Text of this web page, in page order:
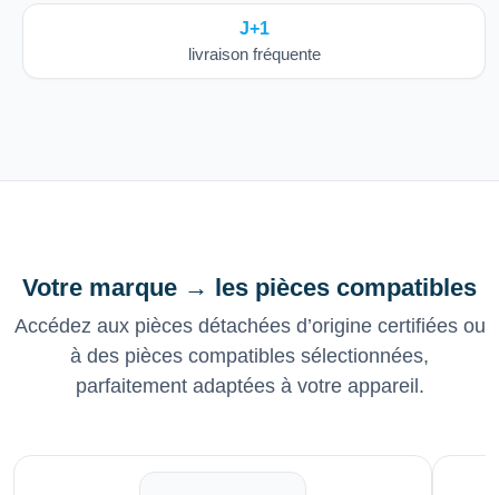
J+1
livraison fréquente
Votre marque → les pièces compatibles
Accédez aux pièces détachées d’origine certifiées ou
à des pièces compatibles sélectionnées,
parfaitement adaptées à votre appareil.